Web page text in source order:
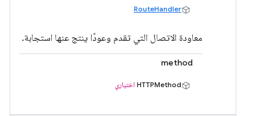
RouteHandler
معاودة الاتصال التي تقدم وعودًا ينتج عنها استجابة.
method
HTTPMethod اختياري